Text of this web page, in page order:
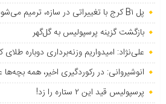
پل B۱ کرج با تغییراتی در سازه، ترمیم می‌شود
بازگشت گزینه پرسپولیس به ‌گل‌گهر
علی‌نژاد: امیدواریم وزنه‌برداری دوباره
انوشیروانی: در رکوردگیری اخیر، همه
پرسپولیس قید این ۲ ستاره را زد!